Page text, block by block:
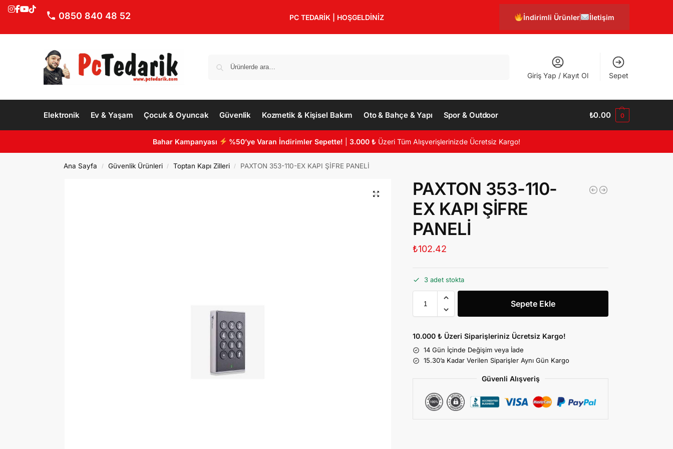
0850 840 48 52 PC TEDARİK | HOŞGELDİNİZ İndirimli Ürünler İletişim
Giriş Yap / Kayıt Ol Sepet
Elektronik Ev & Yaşam Çocuk & Oyuncak Güvenlik Kozmetik & Kişisel Bakım Oto & Bahçe & Yapı Spor & Outdoor ₺0.00 0
Bahar Kampanyası %50’ye Varan İndirimler Sepette! |3.000 ₺ Üzeri Tüm Alışverişlerinizde Ücretsiz Kargo!
Ana Sayfa / Güvenlik Ürünleri / Toptan Kapı Zilleri / PAXTON 353-110-EX KAPI ŞİFRE PANELİ
PAXTON 353-110-
EX KAPI ŞİFRE
PANELİ
₺102.42
3 adet stokta
Sepete Ekle
10.000 ₺ Üzeri Siparişleriniz Ücretsiz Kargo!
14 Gün İçinde Değişim veya İade
15.30’a Kadar Verilen Siparişler Aynı Gün Kargo
Güvenli Alışveriş